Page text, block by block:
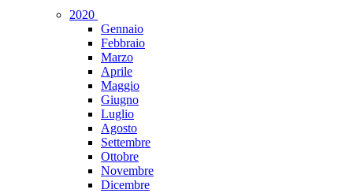
2020
Gennaio
Febbraio
Marzo
Aprile
Maggio
Giugno
Luglio
Agosto
Settembre
Ottobre
Novembre
Dicembre